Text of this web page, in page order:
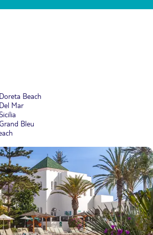
Beach
Mar
Bleu